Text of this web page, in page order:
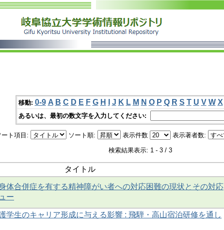
移動: 0-9 A B C D E F G H J K L M N O P Q R S T U V W X
あるいは、最初の数文字を入力してください:
ート項目: ソート順: 表示件数 表示著者数:
検索結果表示: 1 - 3 / 3
タイトル
体合併症を有する精神障がい者への対応困難の現状とその対応
ー
学生のキャリア形成に与える影響 : 飛騨・高山宿泊研修を通し